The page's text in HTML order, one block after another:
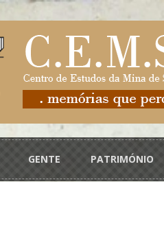
GENTE PATRIMÓNIO